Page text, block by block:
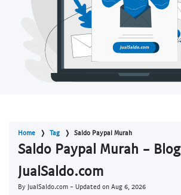
Home Tag Saldo Paypal Murah
Saldo Paypal Murah - Blog
JualSaldo.com
By JualSaldo.com - Updated on Aug 6, 2026